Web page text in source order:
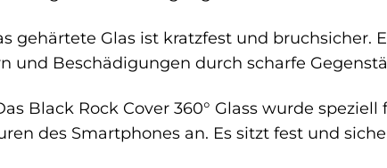
gehärtete Glas ist kratzfest und bruchsicher.
und Beschädigungen durch scharfe
Black Rock Cover 360° Glass wurde
des Smartphones an. Es sitzt fest und